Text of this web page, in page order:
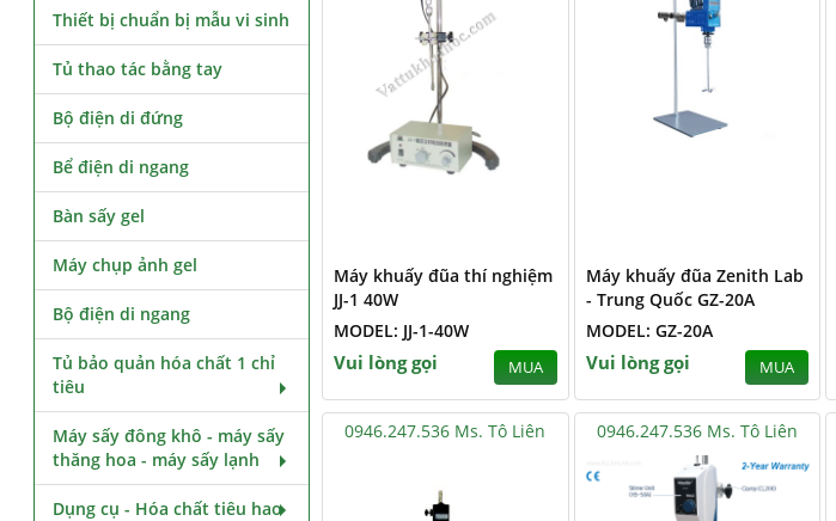
Máy khuấy đũa thí nghiệm
JJ-1 40W
MODEL: JJ-1-40W
Vui lòng gọi MUA
Máy khuấy đũa Zenith Lab
- Trung Quốc GZ-20A
MODEL: GZ-20A
Vui lòng gọi MUA
0946.247.536 Ms. Tô Liên 0946.247.536 Ms. Tô Liên
Thiết bị chuẩn bị mẫu vi sinh
Tủ thao tác bằng tay
Bộ điện di đứng
Bể điện di ngang
Bàn sấy gel
Máy chụp ảnh gel
Bộ điện di ngang
Tủ bảo quản hóa chất 1 chỉ
tiêu
Máy sấy đông khô - máy sấy
thăng hoa - máy sấy lạnh
Dụng cụ - Hóa chất tiêu hao